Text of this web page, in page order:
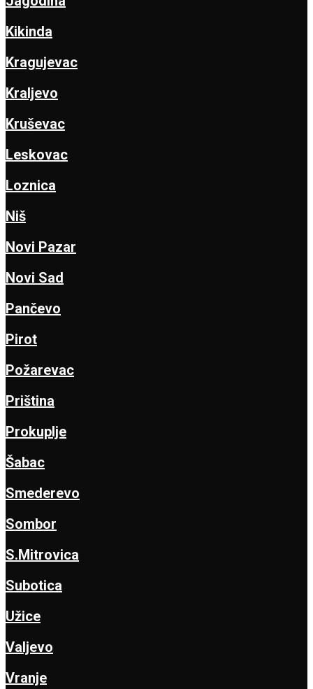
Kikinda
Kragujevac
Kraljevo
Kruševac
Leskovac
Loznica
Niš
Novi Pazar
Novi Sad
Pančevo
Pirot
Požarevac
Priština
Prokuplje
Šabac
Smederevo
Sombor
S.Mitrovica
Subotica
Užice
Valjevo
Vranje